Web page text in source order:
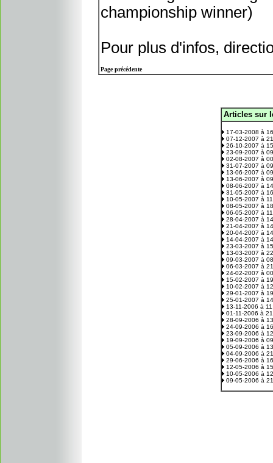
championship winner)
Pour plus d'infos,
Page précédente
Articles sur
17-03-2008 à
07-12-2007 à
26-10-2007 à
23-09-2007 à
02-08-2007 à
31-07-2007 à
13-06-2007 à
13-06-2007 à
08-06-2007 à
31-05-2007 à
10-05-2007 à
08-05-2007 à
06-05-2007 à
28-04-2007 à
21-04-2007 à
20-04-2007 à
14-04-2007 à
23-03-2007 à
13-03-2007 à
09-03-2007 à
06-03-2007 à
24-02-2007 à
15-02-2007 à
10-02-2007 à
29-01-2007 à
25-01-2007 à
13-11-2006 à
01-11-2006 à
28-09-2006 à
24-09-2006 à
23-09-2006 à
19-09-2006 à
05-09-2006 à
04-09-2006 à
29-06-2006 à
12-05-2006 à
10-05-2006 à
09-05-2006 à